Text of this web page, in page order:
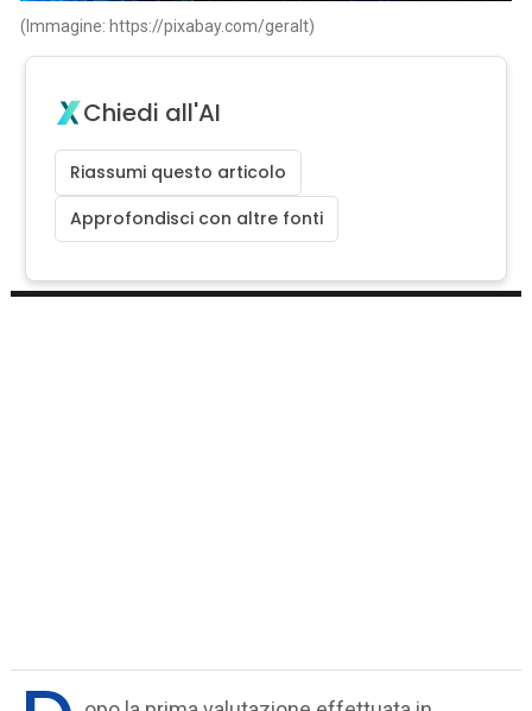
(Immagine: https://pixabay.com/geralt)
Chiedi all'AI
Riassumi questo articolo
Approfondisci con altre fonti